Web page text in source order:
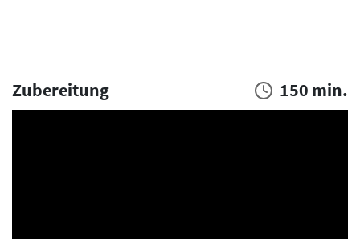
Zubereitung 150 min.